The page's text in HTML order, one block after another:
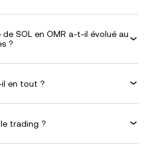
SOL en OMR a-t-il évolué au
?
en tout ?
trading ?